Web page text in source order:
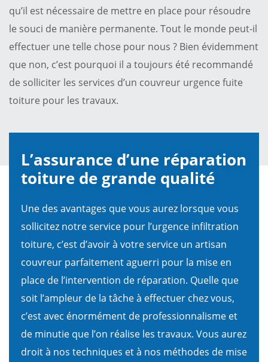
qu’il est nécessaire de mettre en place pour résoudre
le souci de manière permanente. Tout le monde peut-il
effectuer une telle chose pour nous ? Bien évidemment
que non, c’est pourquoi il a toujours été recommandé
de solliciter les services d’un couvreur urgence fuite
toiture pour les travaux.
L’assurance d’une réparation
toiture de grande qualité
Une des avantages que vous aurez lorsque vous
sollicitez notre service pour l’urgence infiltration
toiture, c’est d’avoir à votre service un artisan
couvreur parfaitement aguerri pour la mise en
place de l’intervention de réparation. Quelle que
soit l’ampleur de la tâche à effectuer chez vous,
c’est avec énormément de professionnalisme et
de minutie que l’on réalise les travaux. Vous aurez
droit à nos techniques et à nos méthodes de mise